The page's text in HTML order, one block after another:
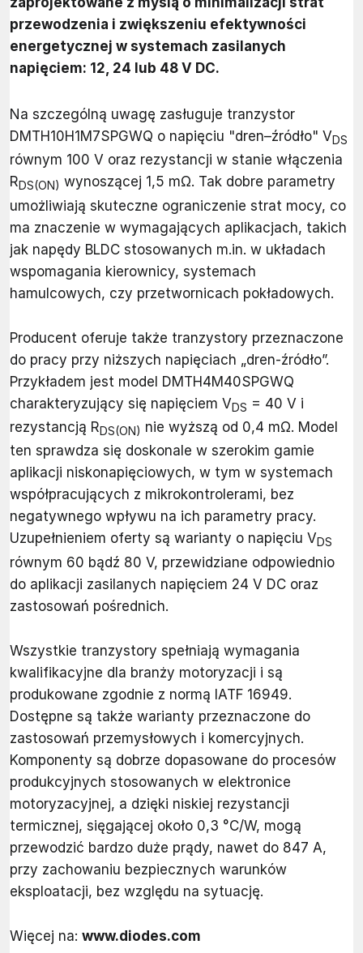
przewodzenia i zwiększeniu efektywności
energetycznej w systemach zasilanych
napięciem: 12, 24 lub 48 V DC.
Na szczególną uwagę zasługuje tranzystor
DMTH10H1M7SPGWQ o napięciu "dren–źródło" VDS
równym 100 V oraz rezystancji w stanie włączenia
RDS(ON) wynoszącej 1,5 mΩ. Tak dobre parametry
umożliwiają skuteczne ograniczenie strat mocy, co
ma znaczenie w wymagających aplikacjach, takich
jak napędy BLDC stosowanych m.in. w układach
wspomagania kierownicy, systemach
hamulcowych, czy przetwornicach pokładowych.
Producent oferuje także tranzystory przeznaczone
do pracy przy niższych napięciach „dren-źródło”.
Przykładem jest model DMTH4M40SPGWQ
charakteryzujący się napięciem VDS = 40 V i
rezystancją RDS(ON) nie wyższą od 0,4 mΩ. Model
ten sprawdza się doskonale w szerokim gamie
aplikacji niskonapięciowych, w tym w systemach
współpracujących z mikrokontrolerami, bez
negatywnego wpływu na ich parametry pracy.
Uzupełnieniem oferty są warianty o napięciu VDS
równym 60 bądź 80 V, przewidziane odpowiednio
do aplikacji zasilanych napięciem 24 V DC oraz
zastosowań pośrednich.
Wszystkie tranzystory spełniają wymagania
kwalifikacyjne dla branży motoryzacji i są
produkowane zgodnie z normą IATF 16949.
Dostępne są także warianty przeznaczone do
zastosowań przemysłowych i komercyjnych.
Komponenty są dobrze dopasowane do procesów
produkcyjnych stosowanych w elektronice
motoryzacyjnej, a dzięki niskiej rezystancji
termicznej, sięgającej około 0,3 °C/W, mogą
przewodzić bardzo duże prądy, nawet do 847 A,
przy zachowaniu bezpiecznych warunków
eksploatacji, bez względu na sytuację.
Więcej na: www.diodes.com